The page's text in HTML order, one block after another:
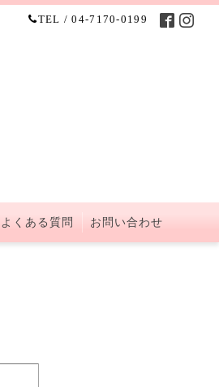
TEL / 04-7170-0199
よくある質問 お問い合わせ